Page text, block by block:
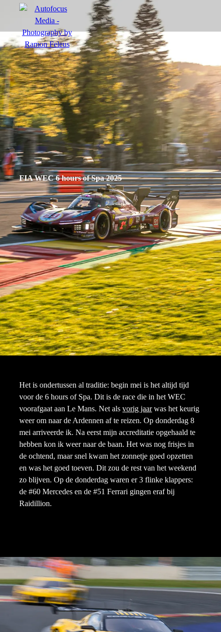
Actie
Portretten
Sfeer
nl
FIA WEC 6 hours of Spa 2025
Het is ondertussen al traditie: begin mei is het altijd tijd
voor de 6 hours of Spa. Dit is de race die in het WEC
voorafgaat aan Le Mans. Net alsvorig jaarwas het keurig
weer om naar de Ardennen af te reizen. Op donderdag 8
mei arriveerde ik. Na eerst mijn accreditatie opgehaald te
hebben kon ik weer naar de baan. Het was nog frisjes in
de ochtend, maar snel kwam het zonnetje goed opzetten
en was het goed toeven. Dit zou de rest van het weekend
zo blijven. Op de donderdag waren er 3 flinke klappers:
de #60 Mercedes en de #51 Ferrari gingen eraf bij
Raidillion.